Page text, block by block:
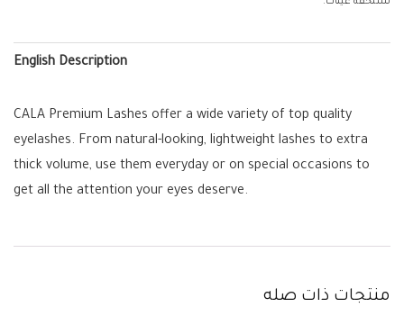
English Description
CALA Premium Lashes offer a wide variety of top quality
eyelashes. From natural-looking, lightweight lashes to extra
thick volume, use them everyday or on special occasions to
get all the attention your eyes deserve.
منتجات ذات صله